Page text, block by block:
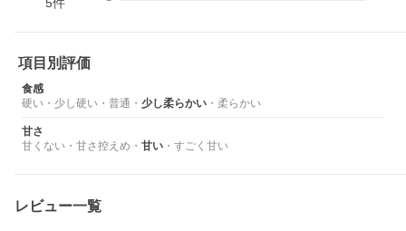
5件
項目別評価
食感
硬い ・ 少し硬い ・ 普通 ・ 少し柔らかい ・ 柔らかい
甘さ
甘くない ・ 甘さ控えめ ・ 甘い ・ すごく甘い
レビュー一覧